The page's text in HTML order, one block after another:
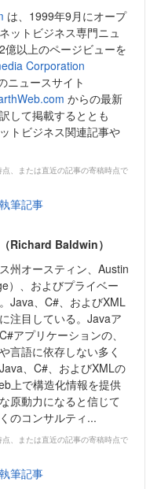
は、1999年9月にオープ
ットビジネス専門ニュ
億以上のページビューを
Corporation
ニュースサイト
からの最新
して掲載するととも
トビジネス関連記事や
、または直近の記事の寄稿時点で
筆記事
Richard Baldwin）
州オースティン、Austin
）、およびプライベー
Java、C#、およびXML
注目している。Javaア
アプリケーションの、
言語に依存しない多く
、C#、およびXMLの
上で構造化情報を提供
原動力になると信じて
のコンサルティ...
、または直近の記事の寄稿時点で
筆記事